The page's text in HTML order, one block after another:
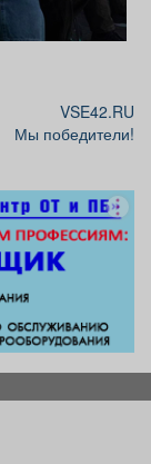
VSE42.RU
Мы победители!